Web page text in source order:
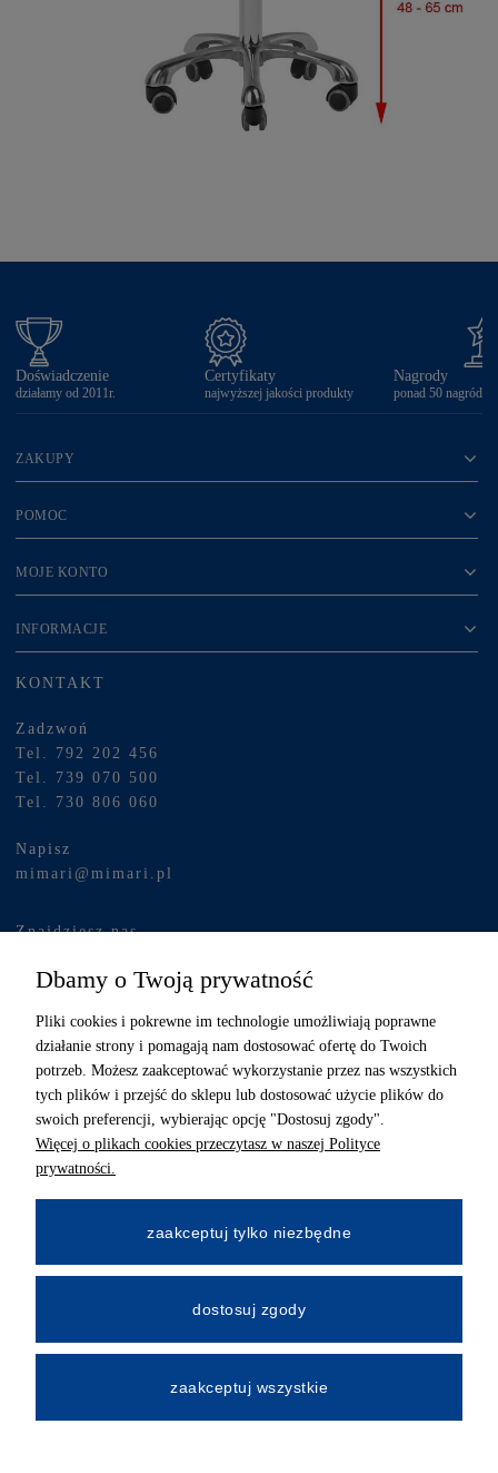
Doświadczenie
działamy od 2011r.
Certyfikaty
najwyższej jakości produkty
Nagrody
ponad 50 nagród
ZAKUPY
POMOC
MOJE KONTO
INFORMACJE
KONTAKT
Zadzwoń
Tel. 792 202 456
Tel. 739 070 500
Tel. 730 806 060
Napisz
mimari@mimari.pl
Znajdziesz nas
MIMARI sp z o.o.
ul. Kurkowa 12
50-210 Wrocław
Dane rejestracyjne
NIP:8982325327
Wpłacony w całości
Numer konta bankowego
All Rights Reserved © 2026 Mimari.com.pl
Dbamy o Twoją prywatność
Pliki cookies i pokrewne im technologie umożliwiają poprawne
działanie strony i pomagają nam dostosować ofertę do Twoich
potrzeb. Możesz zaakceptować wykorzystanie przez nas wszystkich
tych plików i przejść do sklepu lub dostosować użycie plików do
swoich preferencji, wybierając opcję "Dostosuj zgody".
Więcej o plikach cookies przeczytasz w naszej Polityce
prywatności.
zaakceptuj tylko niezbędne
dostosuj zgody
zaakceptuj wszystkie